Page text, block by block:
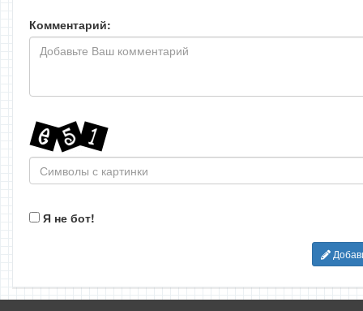
Комментарий:
Я не бот!